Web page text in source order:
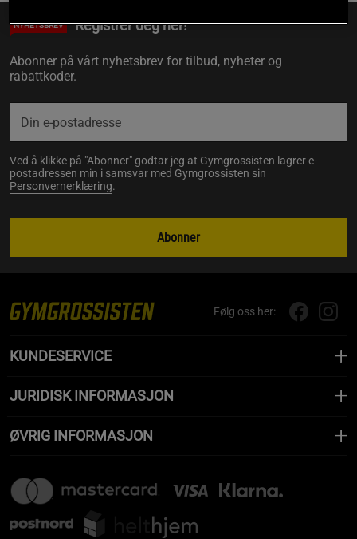
NYHETSBREV Registrer deg her!
Abonner på vårt nyhetsbrev for tilbud, nyheter og
rabattkoder.
Ved å klikke på "Abonner" godtar jeg at Gymgrossisten lagrer e-
postadressen min i samsvar med Gymgrossisten sin
Personvernerklæring.
Abonner
Følg oss her:
KUNDESERVICE
JURIDISK INFORMASJON
ØVRIG INFORMASJON